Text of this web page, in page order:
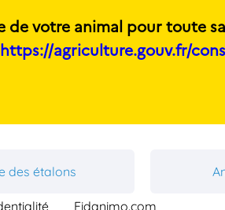
de votre animal pour toute
https://agriculture.gouv.fr/
des étalons
Fidanimo.com